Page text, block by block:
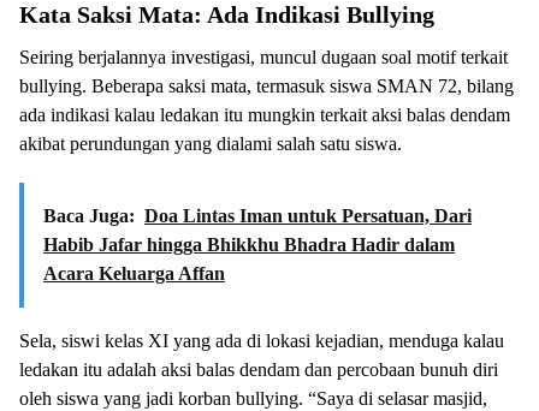
Kata Saksi Mata: Ada Indikasi Bullying
Seiring berjalannya investigasi, muncul dugaan soal motif terkait
bullying. Beberapa saksi mata, termasuk siswa SMAN 72, bilang
ada indikasi kalau ledakan itu mungkin terkait aksi balas dendam
akibat perundungan yang dialami salah satu siswa.
Baca Juga: Doa Lintas Iman untuk Persatuan, Dari
Habib Jafar hingga Bhikkhu Bhadra Hadir dalam
Acara Keluarga Affan
Sela, siswi kelas XI yang ada di lokasi kejadian, menduga kalau
ledakan itu adalah aksi balas dendam dan percobaan bunuh diri
oleh siswa yang jadi korban bullying. “Saya di selasar masjid,